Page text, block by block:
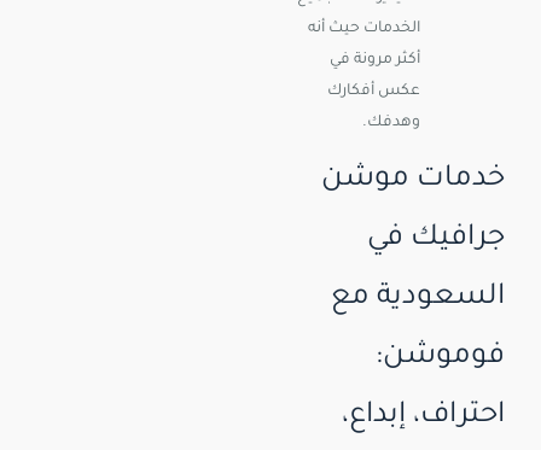
الخدمات حيث أنه
أكثر مرونة في
عكس أفكارك
وهدفك.
خدمات موشن
جرافيك في
السعودية مع
فوموشن:
احتراف، إبداع،